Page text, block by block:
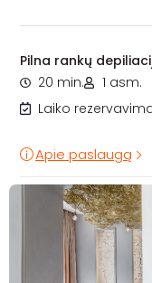
Pilna rankų
20 min.
1 asm.
Laiko
Apie paslaugą